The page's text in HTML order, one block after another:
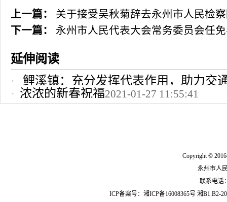
上一篇：
关于接受吴秋菊辞去永州市人民检
下一篇：
永州市人民代表大会常务委员会任
延伸阅读
鲤溪镇：充分发挥代表作用，助力交
2022-10-24 12:09:37
浓浓的新春祝福2021-01-27 11:55:41
Copyright ©
永州市人
联系电话
ICP备案号： 湘ICP备16008365号 湘B1.B2-